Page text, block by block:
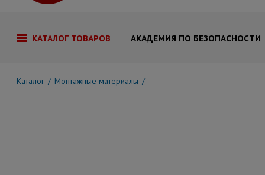
КАТАЛОГ ТОВАРОВ АКАДЕМИЯ ПО БЕЗОПАСНОСТИ
Каталог Монтажные материалы